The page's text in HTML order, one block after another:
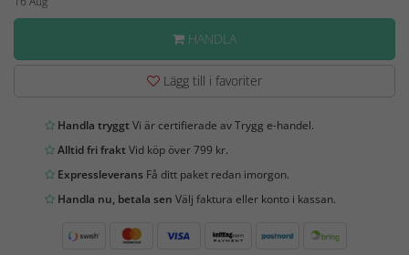
HANDLA
Lägg till i favoriter
Handla tryggtVi är certifierade av Trygg e-handel.
Alltid fri fraktVid köp över 799 kr.
Expressleverans Få ditt paket redan imorgon.
Handla nu, betala sen Välj faktura eller konto i kassan.